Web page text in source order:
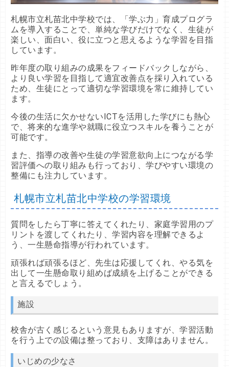
札幌市立札苗北中学校では、「学ぶ力」育成プログラ
ムを導入することで、単純な学びだけでなく、生徒が
楽しい、面白い、役に立つと思えるような学習を目指
しています。
昨年度の取り組みの成果をフィードバックしながら、
より良い学習を目指して適宜改善点を採り入れている
ため、生徒にとって適切な学習環境を常に維持してい
ます。
今後の生活に欠かせないICTを活用した学びにも熱心
で、将来的な進学や就職に役立つスキルを養うことが
可能です。
また、指導の改善や生徒の学習意欲向上につながる学
習評価への取り組みも行っており、学びやすい環境の
整備にも注力しています。
札幌市立札苗北中学校の学習環境
質問をしたら丁寧に答えてくれたり、家庭学習用のプ
リントを渡してくれたり、学習内容を理解できるよ
う、一生懸命指導が行われています。
頑張れば頑張るほど、先生は応援してくれ、やる気を
出して一生懸命取り組めば成績を上げることができる
と言えるでしょう。
施設
校舎が古く感じるという意見もありますが、学習活動
を行う上での設備は整っており、支障はありません。
いじめの少なさ